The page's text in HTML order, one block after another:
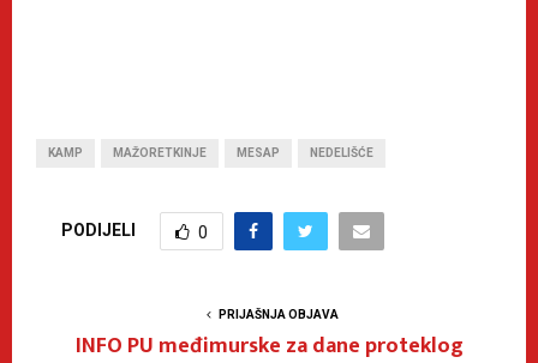
KAMP MAŽORETKINJE MESAP NEDELIŠĆE
PODIJELI 0
PRIJAŠNJA OBJAVA
INFO PU međimurske za dane proteklog